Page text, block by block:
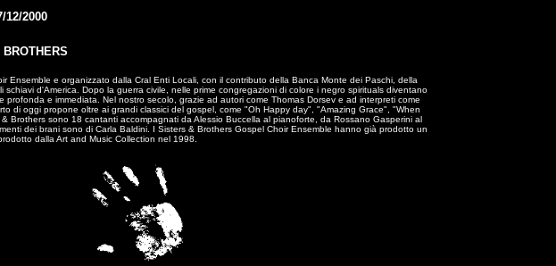
12/2000
e organizzato dalla Cral Enti Locali, con il contributo della Banca Monte dei Paschi, della
d'America. Dopo la guerra civile, nelle prime congregazioni di colore i negro spirituals diventano
e immediata. Nel nostro secolo, grazie ad autori come Thomas Dorsev e ad interpreti come
di oggi propone oltre ai grandi classici del gospel, come "Oh Happy day", "Amazing Grace", "When
Brothers sono 18 cantanti accompagnati da Alessio Buccella al pianoforte, da Rossano Gasperini al
dei brani sono di Carla Baldini. I Sisters & Brothers Gospel Choir Ensemble hanno già prodotto un
dalla Art and Music Collection nel 1998.